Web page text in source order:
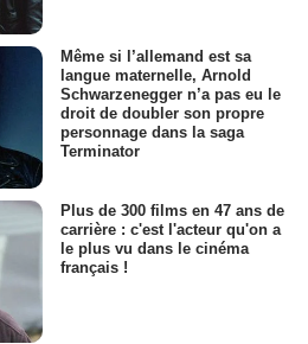
Même si l’allemand est sa
langue maternelle, Arnold
Schwarzenegger n’a pas eu le
droit de doubler son propre
personnage dans la saga
Terminator
Plus de 300 films en 47 ans de
carrière : c'est l'acteur qu'on a
le plus vu dans le cinéma
français !